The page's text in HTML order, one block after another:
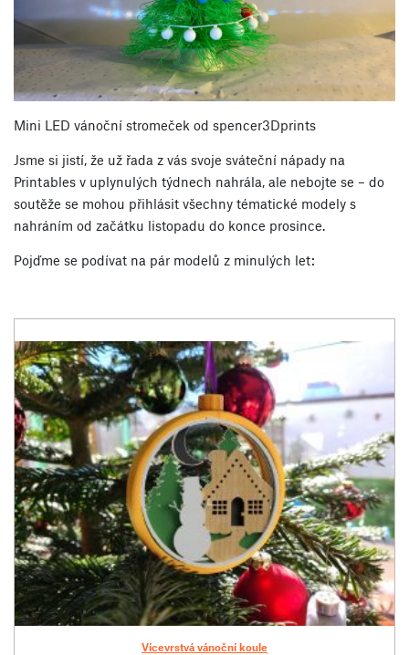
Mini LED vánoční stromeček od spencer3Dprints
Jsme si jistí, že už řada z vás svoje sváteční nápady na
Printables v uplynulých týdnech nahrála, ale nebojte se – do
soutěže se mohou přihlásit všechny tématické modely s
nahráním od začátku listopadu do konce prosince.
Pojďme se podívat na pár modelů z minulých let:
Vícevrstvá vánoční koule